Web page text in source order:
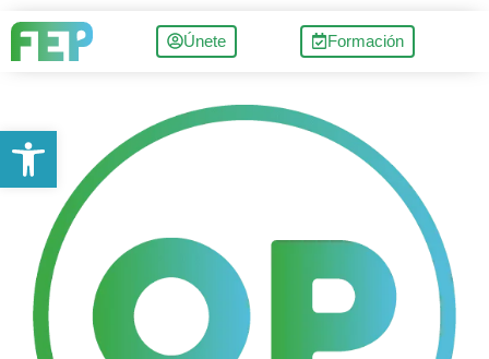
Únete Formación
Abrir barra de herramientas